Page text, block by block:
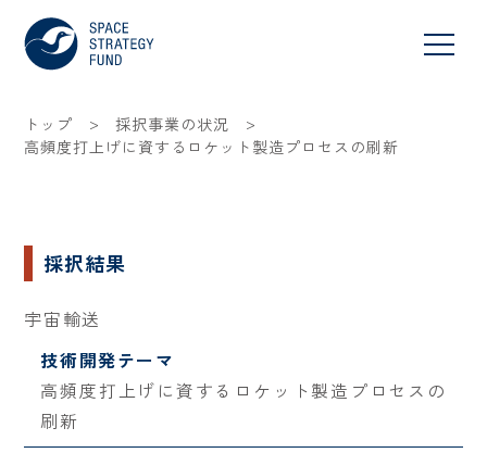
トップ > 採択事業の状況 >
高頻度打上げに資するロケット製造プロセスの刷新
採択結果
宇宙輸送
技術開発テーマ
高頻度打上げに資するロケット製造プロセスの
刷新